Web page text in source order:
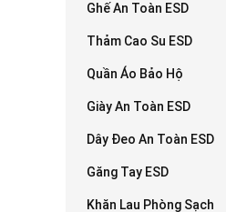
Ghế An Toàn ESD
Thảm Cao Su ESD
Quần Áo Bảo Hộ
Giày An Toàn ESD
Dây Đeo An Toàn ESD
Găng Tay ESD
Khăn Lau Phòng Sạch